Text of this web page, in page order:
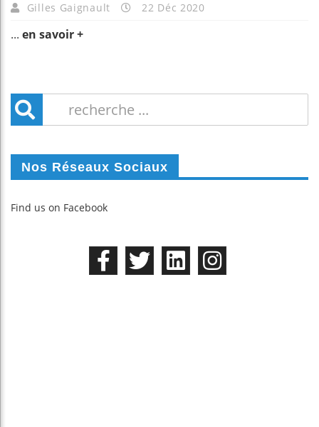
Gilles Gaignault 22 Déc 2020
... en savoir +
Nos Réseaux Sociaux
Find us on Facebook